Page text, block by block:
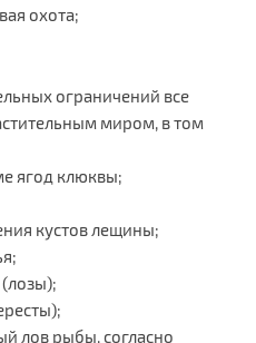
охота;
ограничений все
миром, в том
ягод клюквы;
кустов лещины;
(лозы);
лов рыбы, согласно